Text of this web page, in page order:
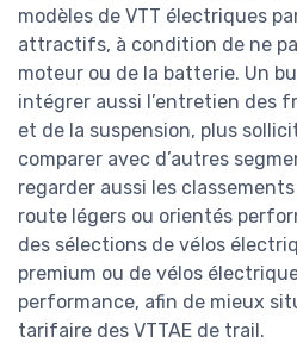
modèles de VTT électriques
attractifs, à condition de ne
moteur ou de la batterie. Un
intégrer aussi l’entretien des
et de la suspension, plus
comparer avec d’autres
regarder aussi les
route légers ou orientés
des sélections de vélos
premium ou de vélos
performance, afin de mieux
tarifaire des VTTAE de trail.